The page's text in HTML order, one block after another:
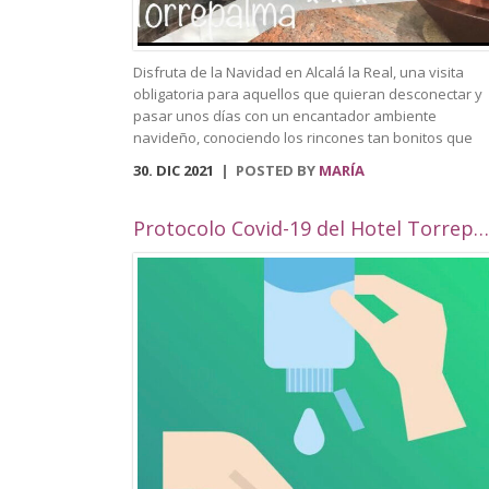
Disfruta de la Navidad en Alcalá la Real, una visita
obligatoria para aquellos que quieran desconectar y
pasar unos días con un encantador ambiente
navideño, conociendo los rincones tan bonitos que
ofrece nuestra localidad. Este año, Alcalá la Real
oferta todo tipo de actividades para todos los públicos
los Álamos y la Plaza del Ayuntamiento pasarán ser un
hielo artificial y un tiovivo, acompañados de un
alumbrado navideño digno de la hermosura de
nuestra localidad junto a puestos de castañas,
buñuelos y algodón dulce. Además, en el Compás de
Consolación albergará un elemento gigante en 3D que
reforzará la bonita iluminación ya mencionada. Podrás
perderte por nuestras calles decoradas, que contarán
con numerosas fachadas con ambientación navideña,
por la celebración de un concurso de fachadas y
escaparates. Volverá el Rey Virtual, del 26 de
30. DIC 2021 POSTED BY MARÍA
Protocolo Covid-19 del Hotel Torrepalma***